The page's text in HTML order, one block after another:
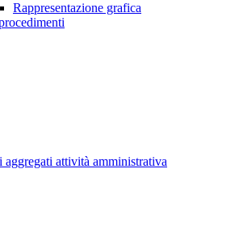
Rappresentazione grafica
aggregati attività amministrativa